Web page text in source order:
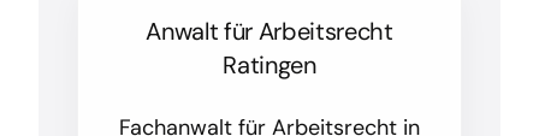
Anwalt für Arbeitsrecht
Ratingen
Fachanwalt für Arbeitsrecht in